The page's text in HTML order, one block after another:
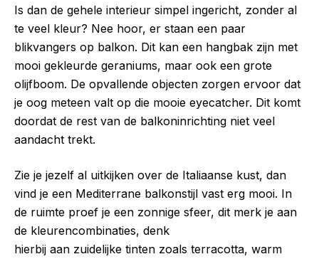
Is dan de gehele interieur simpel ingericht, zonder al
te veel kleur? Nee hoor, er staan een paar
blikvangers op balkon. Dit kan een hangbak zijn met
mooi gekleurde geraniums, maar ook een grote
olijfboom. De opvallende objecten zorgen ervoor dat
je oog meteen valt op die mooie eyecatcher. Dit komt
doordat de rest van de balkoninrichting niet veel
aandacht trekt.
Zie je jezelf al uitkijken over de Italiaanse kust, dan
vind je een Mediterrane balkonstijl vast erg mooi. In
de ruimte proef je een zonnige sfeer, dit merk je aan
de kleurencombinaties, denk
hierbij aan zuidelijke tinten zoals terracotta, warm